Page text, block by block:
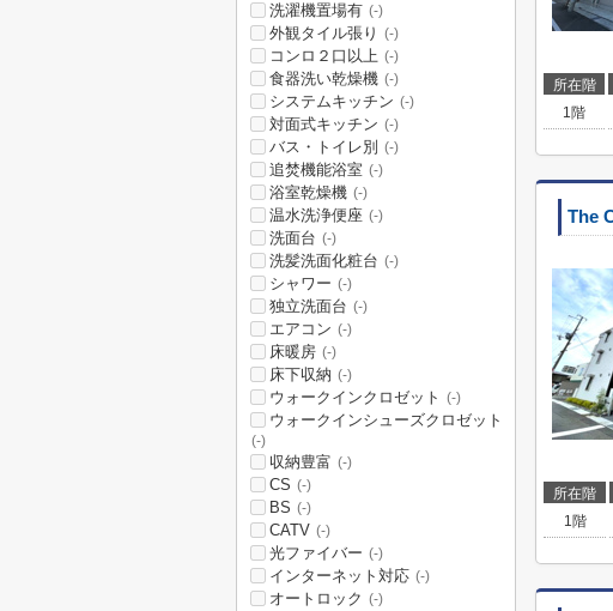
所在階
1階
The
所在階
1階
洗濯機置場有 (-)
外観タイル張り (-)
コンロ２口以上 (-)
食器洗い乾燥機 (-)
システムキッチン (-)
対面式キッチン (-)
バス・トイレ別 (-)
追焚機能浴室 (-)
浴室乾燥機 (-)
温水洗浄便座 (-)
洗面台 (-)
洗髪洗面化粧台 (-)
シャワー (-)
独立洗面台 (-)
エアコン (-)
床暖房 (-)
床下収納 (-)
ウォークインクロゼット (-)
ウォークインシューズクロゼット
(-)
収納豊富 (-)
CS (-)
BS (-)
CATV (-)
光ファイバー (-)
インターネット対応 (-)
オートロック (-)